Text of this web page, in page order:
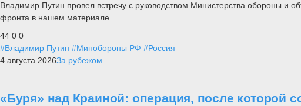
Владимир Путин провел встречу с руководством Министерства обороны и
фронта в нашем материале....
44 0 0
#Владимир Путин #Минобороны РФ #Россия
4 августа 2026За рубежом
«Буря» над Краиной: операция, после которой